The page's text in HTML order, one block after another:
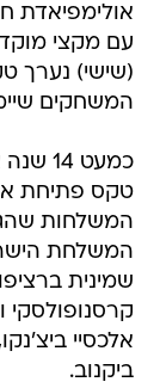
עם מקצי
(שישי) נערך
המשחקים שיימשכו
כמעט
המשלחת
שמינית
קרסנופולסקי
אלכסיי
ביקנוב.